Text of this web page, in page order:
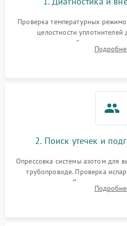
работе
2000
1000
1800 ₽
Проверка температурных
целостности
сопротивления обмоток
считывание кодов ошибок с
2. Поиск утечек и
Опрессовка системы азотом для
трубопроводе. Проверка
течеискателем. Демонтаж
продувка капиллярной трубки